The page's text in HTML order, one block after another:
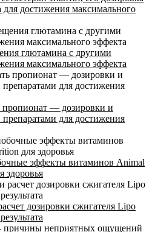
для достижения максимального
глютамина с другими
максимального эффекта
пропионат — дозировки и
для достижения
эффекты витаминов Animal
здоровья
дозировки сжигателя Lipo